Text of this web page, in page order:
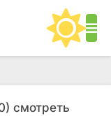
смотреть